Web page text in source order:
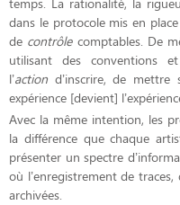
dans le protocole mis en
de contrôlecomptables. De
utilisant des conventions
l’action d’inscrire, de mettre
expérience [devient]
Avec la même intention, les
la différence que chaque
présenter un spectre
où l’enregistrement de traces,
archivées.